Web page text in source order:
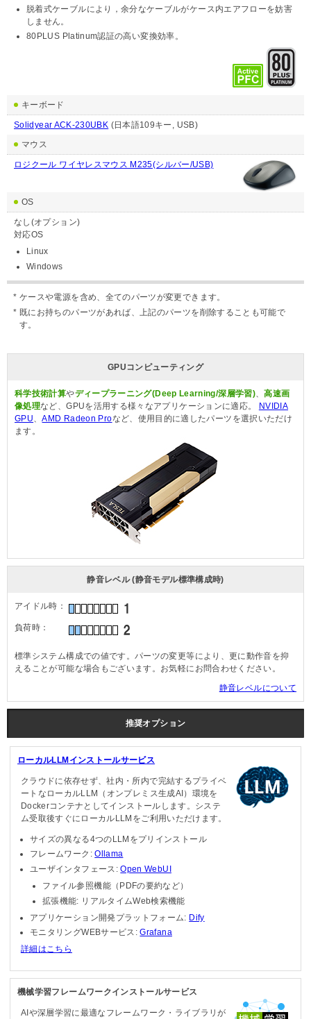
脱着式ケーブルにより，余分なケーブルがケース内エアフローを妨害
しません。
80PLUS Platinum認証の高い変換効率。
キーボード
Solidyear ACK-230UBK (日本語109キー, USB)
マウス
ロジクール ワイヤレスマウス M235(シルバー/USB)
OS
なし(オプション)
対応OS
Linux
Windows
ケースや電源を含め、全てのパーツが変更できます。
既にお持ちのパーツがあれば、上記のパーツを削除することも可能で
す。
GPUコンピューティング
科学技術計算やディープラーニング(Deep Learning/深層学習) 、高速画
像処理など、GPUを活用する様々なアプリケーションに適応。 NVIDIA
GPU 、AMD Radeon Proなど、使用目的に適したパーツを選択いただけ
ます。
静音レベル (静音モデル標準構成時)
アイドル時：
負荷時：
標準システム構成での値です。パーツの変更等により、更に動作音を抑
えることが可能な場合もございます。お気軽にお問合わせください。
静音レベルについて
推奨オプション
ローカルLLMインストールサービス
クラウドに依存せず、社内・所内で完結するプライベ
ートなローカルLLM（オンプレミス生成AI）環境を
Dockerコンテナとしてインストールします。システ
ム受取後すぐにローカルLLMをご利用いただけます。
サイズの異なる4つのLLMをプリインストール
フレームワーク:Ollama
ユーザインタフェース:Open WebUI
ファイル参照機能（PDFの要約など）
拡張機能: リアルタイムWeb検索機能
アプリケーション開発プラットフォーム: Dify
モニタリングWEBサービス:Grafana
詳細はこちら
機械学習フレームワークインストールサービス
AIや深層学習に最適なフレームワーク・ライブラリが